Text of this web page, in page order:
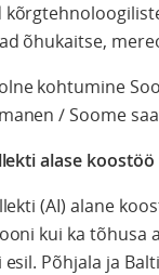
õhukaitse,
kohtumine
/ Soome
alase
(AI) alane
kui ka tõhusa
esil. Põhjala ja